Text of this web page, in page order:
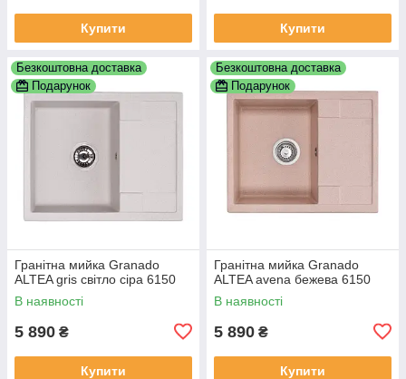
Купити Купити
Безкоштовна доставка
Подарунок
Гранітна мийка Granado
ALTEA gris світло сіра 6150
В наявності
5 890 ₴
Купити
Безкоштовна доставка
Подарунок
Гранітна мийка Granado
ALTEA avena бежева 6150
В наявності
5 890 ₴
Купити